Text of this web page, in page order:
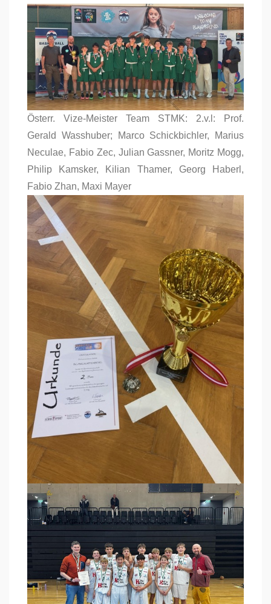
Österr. Vize-Meister Team STMK: 2.v.l: Prof.
Gerald Wasshuber; Marco Schickbichler, Marius
Neculae, Fabio Zec, Julian Gassner, Moritz Mogg,
Philip Kamsker, Kilian Thamer, Georg Haberl,
Fabio Zhan, Maxi Mayer